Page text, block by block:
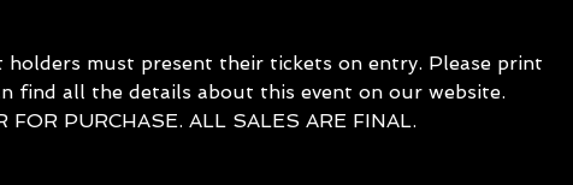
holders must present their tickets on entry. Please print
find all the details about this event on our website.
PURCHASE. ALL SALES ARE FINAL.